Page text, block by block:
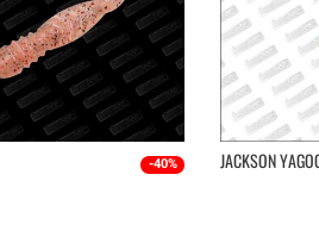
-40% JACKSON